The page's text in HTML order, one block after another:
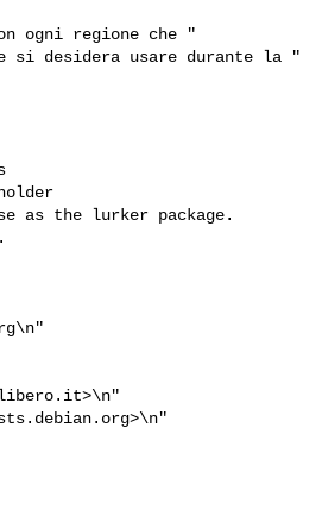
ogni regione che "
si desidera usare durante la "
as the lurker package.
\n"
>\n"
>\n"